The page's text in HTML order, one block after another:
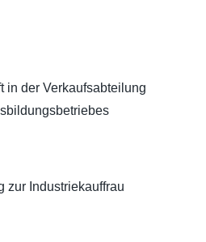
in der Verkaufsabteilung
zur Industriekauffrau